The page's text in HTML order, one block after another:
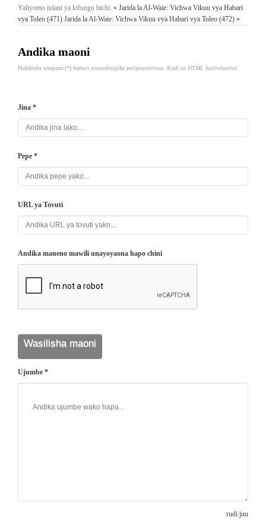
Yaliyomo ndani ya kifungu hichi: « Jarida la Al-Waie: Vichwa Vikuu vya Habari
vya Toleo (471) Jarida la Al-Waie: Vichwa Vikuu vya Habari vya Toleo (472) »
Andika maoni
Hakikisha umejaza (*) habari zinazohitajika palipoashiriwa. Kodi za HTML haziruhusiwi.
Jina *
Pepe *
URL ya Tovuti
Andika maneno mawili unayoyaona hapo chini
Ujumbe *
rudi juu